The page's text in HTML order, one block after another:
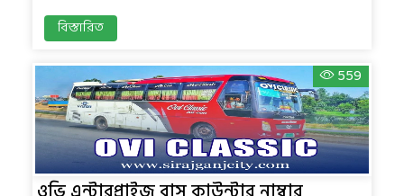
বিস্তারিত
559